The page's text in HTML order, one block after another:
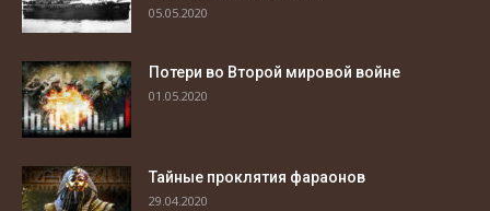
05.05.2020
Потери во Второй мировой войне
01.05.2020
Тайные проклятия фараонов
29.04.2020